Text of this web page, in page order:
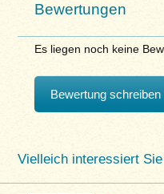
Bewertungen
Es liegen noch keine
Bewertung schreiben
Vielleich interessiert